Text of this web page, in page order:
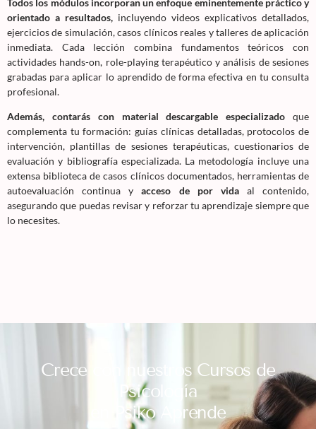
Todos los módulos incorporan un enfoque eminentemente práctico y
orientado a resultados, incluyendo videos explicativos detallados,
ejercicios de simulación, casos clínicos reales y talleres de aplicación
inmediata. Cada lección combina fundamentos teóricos con
actividades hands-on, role-playing terapéutico y análisis de sesiones
grabadas para aplicar lo aprendido de forma efectiva en tu consulta
profesional.
Además, contarás con material descargable especializado que
complementa tu formación: guías clínicas detalladas, protocolos de
intervención, plantillas de sesiones terapéuticas, cuestionarios de
evaluación y bibliografía especializada. La metodología incluye una
extensa biblioteca de casos clínicos documentados, herramientas de
autoevaluación continua yacceso de por vidaal contenido,
asegurando que puedas revisar y reforzar tu aprendizaje siempre que
lo necesites.
Crece con nuestros Cursos de
Psicología
en Psiko Aprende